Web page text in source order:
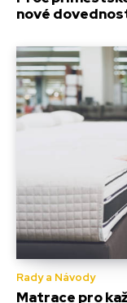
nové
Rady a Návody
Matrace pro